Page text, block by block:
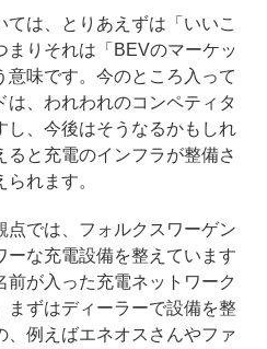
ては、とりあえずは「いいこ
まりそれは「BEVのマーケッ
意味です。今のところ入って
は、われわれのコンペティタ
し、今後はそうなるかもしれ
ると充電のインフラが整備さ
れます。
では、フォルクスワーゲン
ーな充電設備を整えています
が入った充電ネットワーク
まずはディーラーで設備を整
、例えばエネオスさんやファ